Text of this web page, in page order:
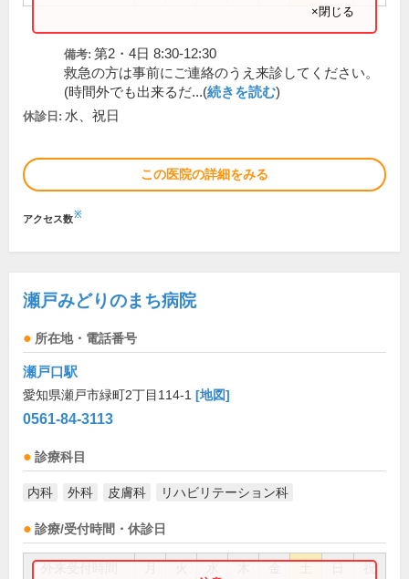
×閉じる
備考: 第2・4日 8:30-12:30
救急の方は事前にご連絡のうえ来診してください。
(時間外でも出来るだ...(続きを読む)
休診日: 水、祝日
この医院の詳細をみる
アクセス数※
瀬戸みどりのまち病院
所在地・電話番号
瀬戸口駅
愛知県瀬戸市緑町2丁目114-1 [地図]
0561-84-3113
診療科目
内科 外科 皮膚科 リハビリテーション科
診療/受付時間・休診日
祝